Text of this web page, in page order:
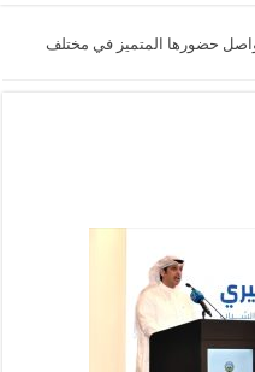
تواصل حضورها المتميز في مختلف